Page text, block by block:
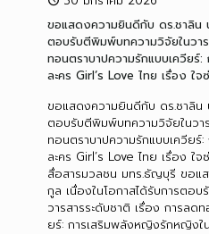
ขอแสดงความยินดีกับ ดร.ชาลิน
ตอบรับตีพิมพ์บทความวิจัยในวา
ทอนตราบาปความรักแบบเควีย
ละคร Girl’s Love ไทย เรื่อง ใจ
ขอแสดงความยินดีกับ ดร.ชาลิน
ตอบรับตีพิมพ์บทความวิจัยในวา
ทอนตราบาปความรักแบบเควีย
ละคร Girl’s Love ไทย เรื่อ
สื่อสารมวลชน มทร.ธัญบุรี ขอแ
กูล เนื่องในโอกาสได้รับการตอ
วารสารระดับชาติ เรื่อง การลด
ยร์: การเสริมพลังหญิงรักหญิงใ